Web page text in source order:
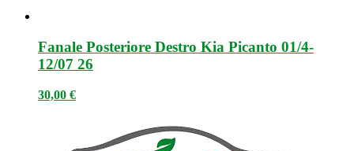
Fanale Posteriore Destro Kia Picanto 01/4-
12/07 26
30,00 €